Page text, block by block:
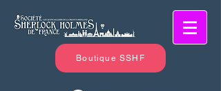
Boutique SSHF